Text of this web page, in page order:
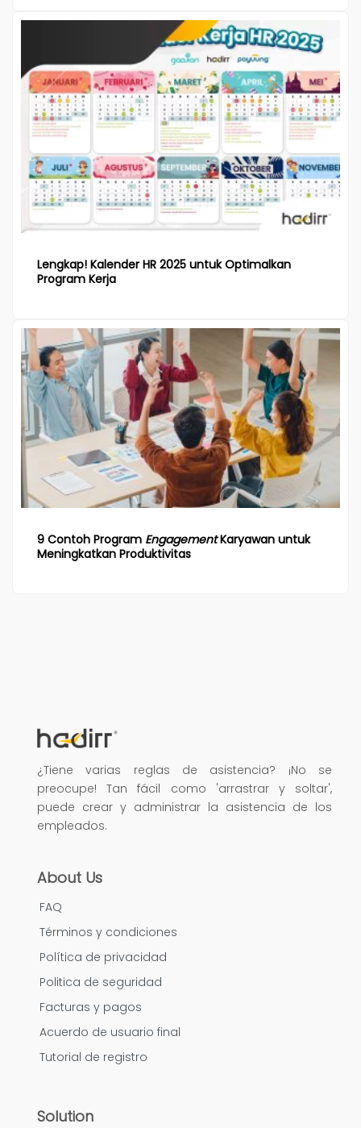
Lengkap! Kalender HR 2025 untuk Optimalkan
Program Kerja
9 Contoh Program EngagementKaryawan untuk
Meningkatkan Produktivitas
¿Tiene varias reglas de asistencia? ¡No se
preocupe! Tan fácil como 'arrastrar y soltar',
puede crear y administrar la asistencia de los
empleados.
About Us
FAQ
Términos y condiciones
Política de privacidad
Politica de seguridad
Facturas y pagos
Acuerdo de usuario final
Tutorial de registro
Solution